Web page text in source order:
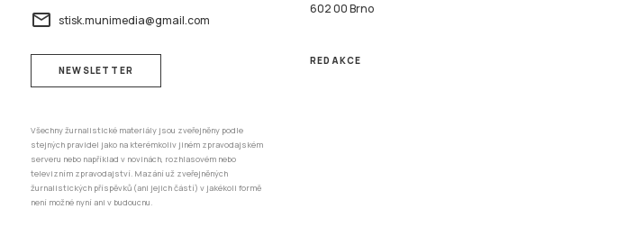
email stisk.munimedia@gmail.com
NEWSLETTER
Všechny žurnalistické materiály jsou zveřejněny podle
stejných pravidel jako na kterémkoliv jiném zpravodajském
serveru nebo například v novinách, rozhlasovém nebo
televizním zpravodajství. Mazání už zveřejněných
žurnalistických příspěvků (ani jejich částí) v jakékoli formě
není možné nyní ani v budoucnu.
602 00 Brno
REDAKCE